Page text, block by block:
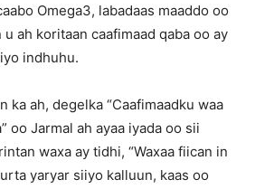
Omega3, labadaas maaddo oo
u ah koritaan caafimaad qaba oo ay
indhuhu.
ka ah, degelka “Caafimaadku waa
oo Jarmal ah ayaa iyada oo sii
waxa ay tidhi, “Waxaa fiican in
yaryar siiyo kalluun, kaas oo